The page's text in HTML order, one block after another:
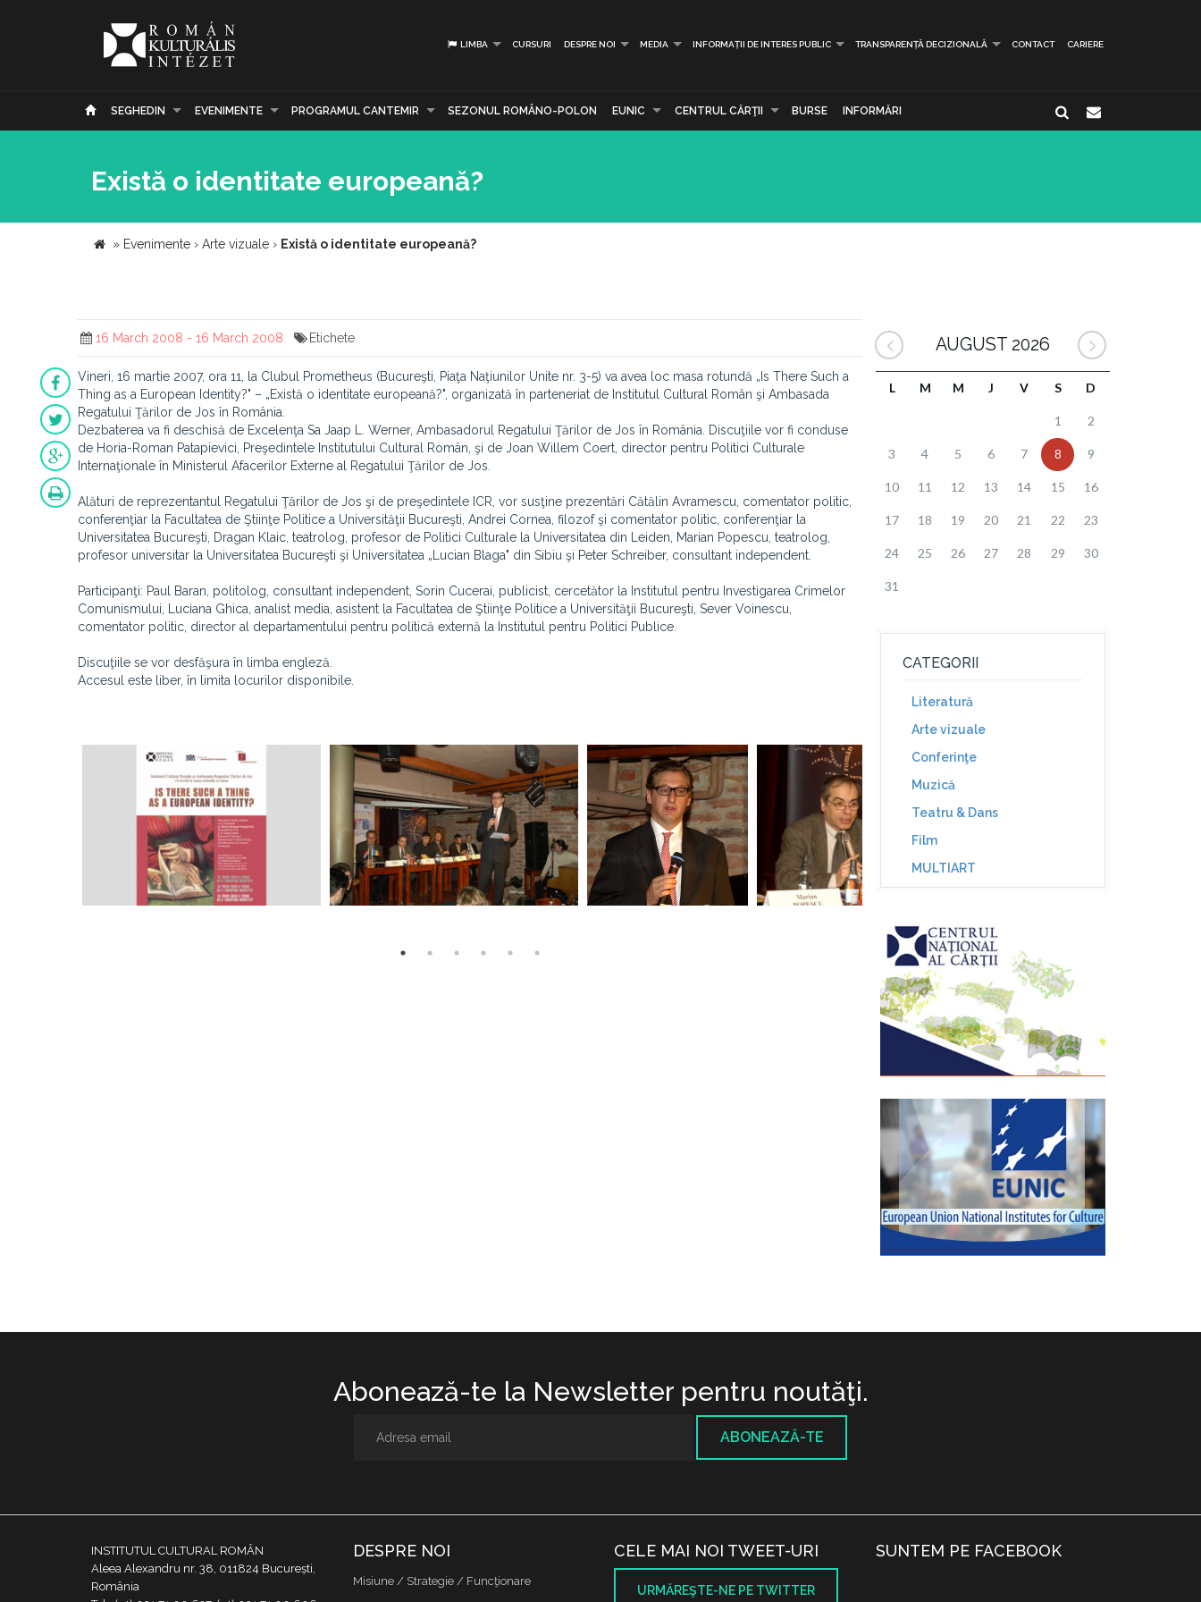
LIMBA CURSURI DESPRE NOI MEDIA INFORMAȚII DE INTERES PUBLIC TRANSPARENȚĂ DECIZIONALĂ CONTACT CARIERE
SEGHEDIN EVENIMENTE PROGRAMUL CANTEMIR SEZONUL ROMÂNO-POLON EUNIC CENTRUL CĂRŢII BURSE INFORMĂRI
Există o identitate europeană?
» Evenimente › Arte vizuale › Există o identitate europeană?
16 March 2008 - 16 March 2008 Etichete
Vineri, 16 martie 2007, ora 11, la Clubul Prometheus (Bucureşti, Piaţa Naţiunilor Unite nr. 3-5) va avea loc masa rotundă „Is There Such a
Thing as a European Identity?" – „Există o identitate europeană?", organizată în parteneriat de Institutul Cultural Român şi Ambasada
Regatului Ţărilor de Jos în România.
Dezbaterea va fi deschisă de Excelenţa Sa Jaap L. Werner, Ambasadorul Regatului Ţărilor de Jos în România. Discuţiile vor fi conduse
de Horia-Roman Patapievici, Preşedintele Institutului Cultural Român, şi de Joan Willem Coert, director pentru Politici Culturale
Internaţionale în Ministerul Afacerilor Externe al Regatului Ţărilor de Jos.
Alături de reprezentantul Regatului Ţărilor de Jos şi de preşedintele ICR, vor susţine prezentări Cătălin Avramescu, comentator politic,
conferenţiar la Facultatea de Ştiinţe Politice a Universităţii Bucureşti, Andrei Cornea, filozof şi comentator politic, conferenţiar la
Universitatea Bucureşti, Dragan Klaic, teatrolog, profesor de Politici Culturale la Universitatea din Leiden, Marian Popescu, teatrolog,
profesor universitar la Universitatea Bucureşti şi Universitatea „Lucian Blaga" din Sibiu şi Peter Schreiber, consultant independent.
Participanţi: Paul Baran, politolog, consultant independent, Sorin Cucerai, publicist, cercetător la Institutul pentru Investigarea Crimelor
Comunismului, Luciana Ghica, analist media, asistent la Facultatea de Ştiinţe Politice a Universităţii Bucureşti, Sever Voinescu,
comentator politic, director al departamentului pentru politică externă la Institutul pentru Politici Publice.
Discuţiile se vor desfăşura în limba engleză.
Accesul este liber, în limita locurilor disponibile.
AUGUST 2026
L M M J V S D
1 2
3 4 5 6 7 8 9
10 11 12 13 14 15 16
17 18 19 20 21 22 23
24 25 26 27 28 29 30
31
CATEGORII
Literatură
Arte vizuale
Conferinţe
Muzică
Teatru & Dans
Film
MULTIART
Abonează-te la Newsletter pentru noutăţi.
ABONEAZĂ-TE
INSTITUTUL CULTURAL ROMÂN
Aleea Alexandru nr. 38, 011824 București,
România
DESPRE NOI
Misiune / Strategie / Funcţionare
CELE MAI NOI TWEET-URI
URMĂREŞTE-NE PE TWITTER
SUNTEM PE FACEBOOK